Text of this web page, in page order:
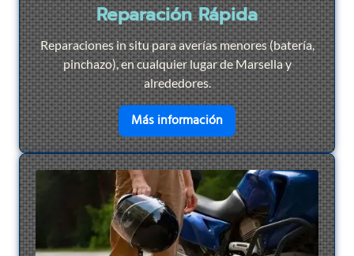
Reparación Rápida
Reparaciones in situ para averías menores (batería,
pinchazo), en cualquier lugar de Marsella y
alrededores.
Más informaciónen savoir plus sur